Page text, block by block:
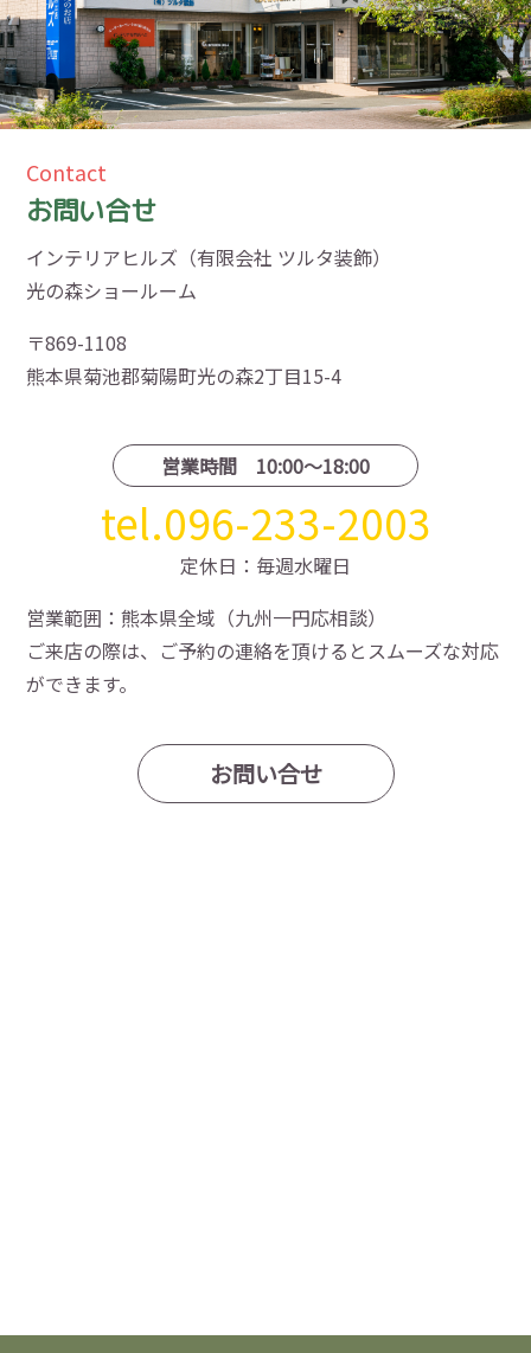
Contact
お問い合せ
インテリアヒルズ（有限会社 ツルタ装飾）
光の森ショールーム
〒869-1108
熊本県菊池郡菊陽町光の森2丁目15-4
営業時間 10:00〜18:00
tel.096-233-2003
定休日：毎週水曜日
営業範囲：熊本県全域（九州一円応相談）
ご来店の際は、ご予約の連絡を頂けるとスムーズな対応
ができます。
お問い合せ